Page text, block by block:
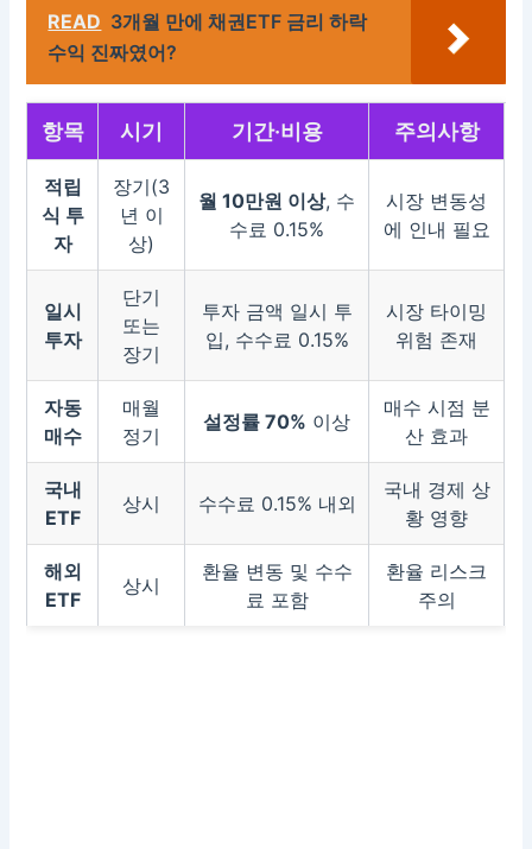
READ 3개월 만에 채권ETF 금리 하락
수익 진짜였어?
항목 시기 기간·비용 주의사항
적립
식 투
자
장기(3
년 이
상)
월 10만원 이상, 수
수료 0.15%
시장 변동성
에 인내 필요
일시
투자
단기
또는
장기
투자 금액 일시 투
입, 수수료 0.15%
시장 타이밍
위험 존재
자동
매수
매월
정기
설정률 70% 이상
매수 시점 분
산 효과
국내
ETF
상시 수수료 0.15% 내외
국내 경제 상
황 영향
해외
ETF
상시
환율 변동 및 수수
료 포함
환율 리스크
주의